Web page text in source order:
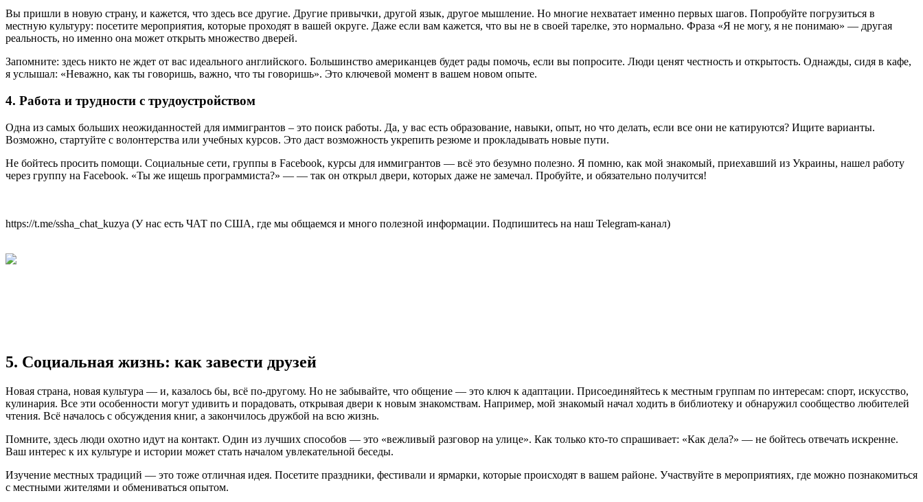
Вы пришли в новую страну, и кажется, что здесь все другие. Другие привычки, другой язык, другое мышление. Но многие нехватает именно первых шагов. Попробуйте погрузиться в
местную культуру: посетите мероприятия, которые проходят в вашей округе. Даже если вам кажется, что вы не в своей тарелке, это нормально. Фраза «Я не могу, я не понимаю» — другая
реальность, но именно она может открыть множество дверей.
Запомните: здесь никто не ждет от вас идеального английского. Большинство американцев будет рады помочь, если вы попросите. Люди ценят честность и открытость. Однажды, сидя в кафе,
я услышал: «Неважно, как ты говоришь, важно, что ты говоришь». Это ключевой момент в вашем новом опыте.
4. Работа и трудности с трудоустройством
Одна из самых больших неожиданностей для иммигрантов – это поиск работы. Да, у вас есть образование, навыки, опыт, но что делать, если все они не катируются? Ищите варианты.
Возможно, стартуйте с волонтерства или учебных курсов. Это даст возможность укрепить резюме и прокладывать новые пути.
Не бойтесь просить помощи. Социальные сети, группы в Facebook, курсы для иммигрантов — всё это безумно полезно. Я помню, как мой знакомый, приехавший из Украины, нашел работу
через группу на Facebook. «Ты же ищешь программиста?» — — так он открыл двери, которых даже не замечал. Пробуйте, и обязательно получится!
https://t.me/ssha_chat_kuzya (У нас есть ЧАТ по США, где мы общаемся и много полезной информации. Подпишитесь на наш Telegram-канал)
5. Социальная жизнь: как завести друзей
Новая страна, новая культура — и, казалось бы, всё по-другому. Но не забывайте, что общение — это ключ к адаптации. Присоединяйтесь к местным группам по интересам: спорт, искусство,
кулинария. Все эти особенности могут удивить и порадовать, открывая двери к новым знакомствам. Например, мой знакомый начал ходить в библиотеку и обнаружил сообщество любителей
чтения. Всё началось с обсуждения книг, а закончилось дружбой на всю жизнь.
Помните, здесь люди охотно идут на контакт. Один из лучших способов — это «вежливый разговор на улице». Как только кто-то спрашивает: «Как дела?» — не бойтесь отвечать искренне.
Ваш интерес к их культуре и истории может стать началом увлекательной беседы.
Изучение местных традиций — это тоже отличная идея. Посетите праздники, фестивали и ярмарки, которые происходят в вашем районе. Участвуйте в мероприятиях, где можно познакомиться
с местными жителями и обмениваться опытом.